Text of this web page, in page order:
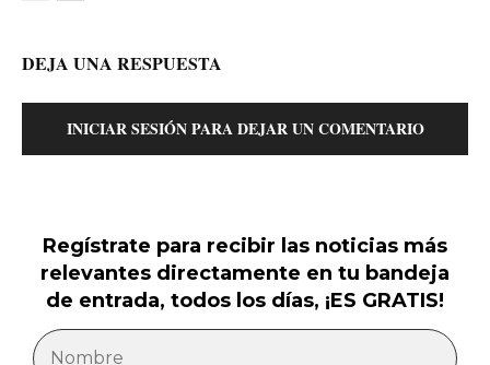
DEJA UNA RESPUESTA
INICIAR SESIÓN PARA DEJAR UN COMENTARIO
Regístrate para recibir las noticias más
relevantes directamente en tu bandeja
de entrada, todos los días, ¡ES GRATIS!